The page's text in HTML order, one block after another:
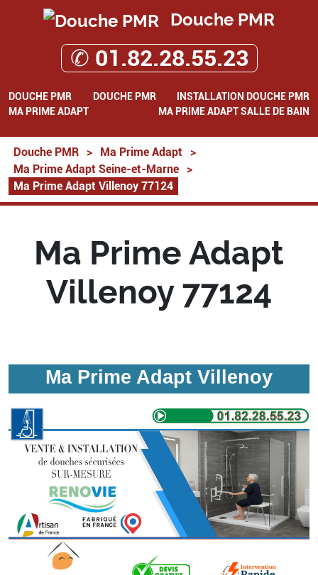
Douche PMR
✆ 01.82.28.55.23
DOUCHE PMR DOUCHE PMR
INSTALLATION DOUCHE PMR
MA PRIME ADAPT
MA PRIME ADAPT SALLE DE BAIN
Douche PMR > Ma Prime Adapt
>
Ma Prime Adapt Seine-et-Marne
>
Ma Prime Adapt Villenoy 77124
Ma Prime Adapt
Villenoy 77124
Ma Prime Adapt Villenoy